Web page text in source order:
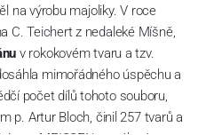
na výrobu majoliky. V roce
C. Teichert z nedaleké Míšně,
v rokokovém tvaru a tzv.
mimořádného úspěchu a
počet dílů tohoto souboru,
p. Artur Bloch, činil 257 tvarů a